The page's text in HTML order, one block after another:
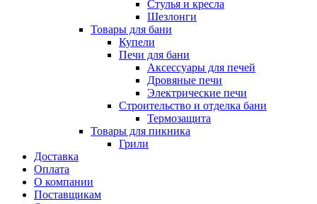
Стулья и кресла
Шезлонги
Товары для бани
Купели
Печи для бани
Аксессуары для печей
Дровяные печи
Электрические печи
Строительство и отделка бани
Термозащита
Товары для пикника
Грили
Доставка
Оплата
О компании
Поставщикам